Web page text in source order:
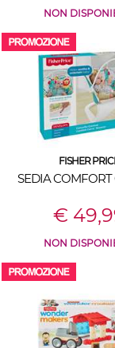
NON
FISHER
SEDIA COMFORT
€
NON